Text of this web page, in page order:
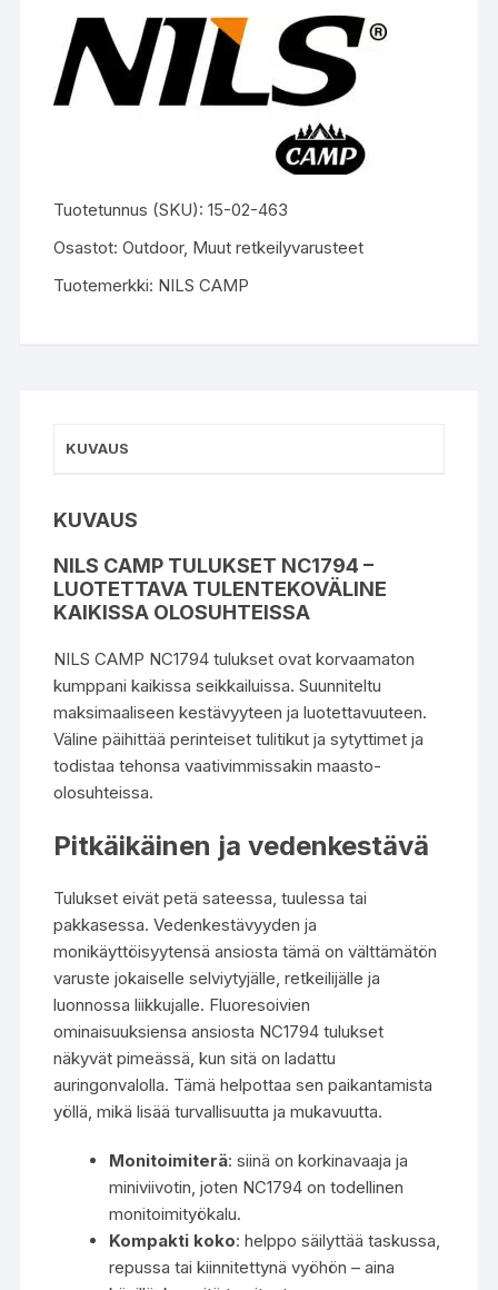
Tuotetunnus (SKU):15-02-463
Osastot:Outdoor, Muut retkeilyvarusteet
Tuotemerkki: NILS CAMP
KUVAUS
KUVAUS
NILS CAMP TULUKSET NC1794 –
LUOTETTAVA TULENTEKOVÄLINE
KAIKISSA OLOSUHTEISSA
NILS CAMP NC1794 tulukset ovat korvaamaton
kumppani kaikissa seikkailuissa. Suunniteltu
maksimaaliseen kestävyyteen ja luotettavuuteen.
Väline päihittää perinteiset tulitikut ja sytyttimet ja
todistaa tehonsa vaativimmissakin maasto-
olosuhteissa.
Pitkäikäinen ja vedenkestävä
Tulukset eivät petä sateessa, tuulessa tai
pakkasessa. Vedenkestävyyden ja
monikäyttöisyytensä ansiosta tämä on välttämätön
varuste jokaiselle selviytyjälle, retkeilijälle ja
luonnossa liikkujalle. Fluoresoivien
ominaisuuksiensa ansiosta NC1794 tulukset
näkyvät pimeässä, kun sitä on ladattu
auringonvalolla. Tämä helpottaa sen paikantamista
yöllä, mikä lisää turvallisuutta ja mukavuutta.
Monitoimiterä: siinä on korkinavaaja ja
miniviivotin, joten NC1794 on todellinen
monitoimityökalu.
Kompakti koko: helppo säilyttää taskussa,
repussa tai kiinnitettynä vyöhön – aina